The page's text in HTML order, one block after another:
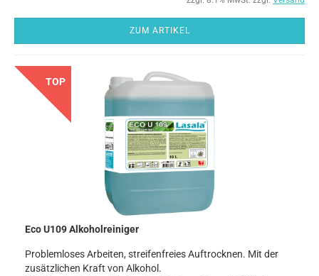
ZUM ARTIKEL
TOP
Eco U109 Alkoholreiniger
Problemloses Arbeiten, streifenfreies Auftrocknen. Mit der
zusätzlichen Kraft von Alkohol.